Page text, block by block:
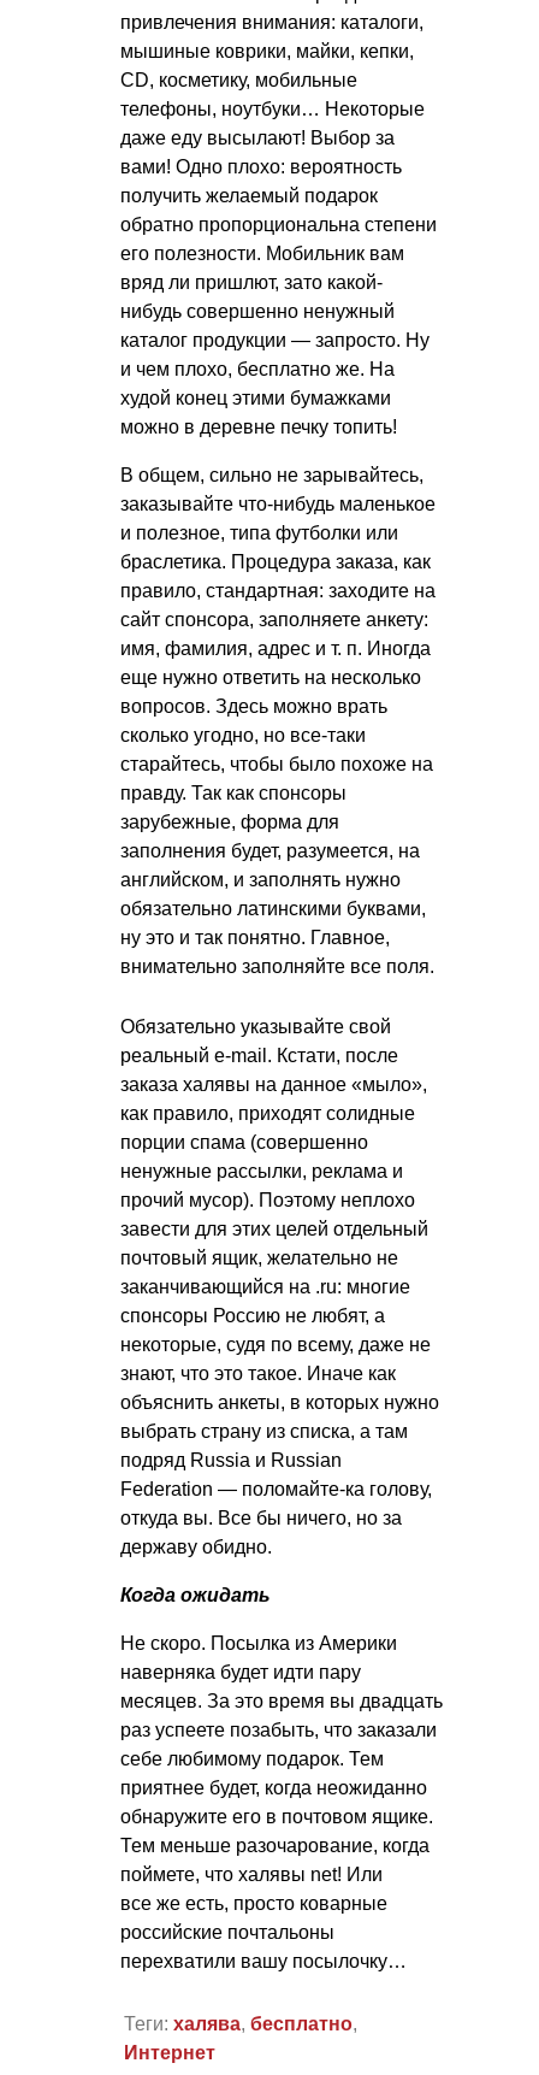
привлечения внимания: каталоги,
мышиные коврики, майки, кепки,
CD, косметику, мобильные
телефоны, ноутбуки… Некоторые
даже еду высылают! Выбор за
вами! Одно плохо: вероятность
получить желаемый подарок
обратно пропорциональна степени
его полезности. Мобильник вам
вряд ли пришлют, зато какой-
нибудь совершенно ненужный
каталог продукции — запросто. Ну
и чем плохо, бесплатно же. На
худой конец этими бумажками
можно в деревне печку топить!
В общем, сильно не зарывайтесь,
заказывайте что-нибудь маленькое
и полезное, типа футболки или
браслетика. Процедура заказа, как
правило, стандартная: заходите на
сайт спонсора, заполняете анкету:
имя, фамилия, адрес и т. п. Иногда
еще нужно ответить на несколько
вопросов. Здесь можно врать
сколько угодно, но все-таки
старайтесь, чтобы было похоже на
правду. Так как спонсоры
зарубежные, форма для
заполнения будет, разумеется, на
английском, и заполнять нужно
обязательно латинскими буквами,
ну это и так понятно. Главное,
внимательно заполняйте все поля.
Обязательно указывайте свой
реальный e-mail. Кстати, после
заказа халявы на данное «мыло»,
как правило, приходят солидные
порции спама (совершенно
ненужные рассылки, реклама и
прочий мусор). Поэтому неплохо
завести для этих целей отдельный
почтовый ящик, желательно не
заканчивающийся на .ru: многие
спонсоры Россию не любят, а
некоторые, судя по всему, даже не
знают, что это такое. Иначе как
объяснить анкеты, в которых нужно
выбрать страну из списка, а там
подряд Russia и Russian
Federation — поломайте-ка голову,
откуда вы. Все бы ничего, но за
державу обидно.
Когда ожидать
Не скоро. Посылка из Америки
наверняка будет идти пару
месяцев. За это время вы двадцать
раз успеете позабыть, что заказали
себе любимому подарок. Тем
приятнее будет, когда неожиданно
обнаружите его в почтовом ящике.
Тем меньше разочарование, когда
поймете, что халявы net! Или
все же есть, просто коварные
российские почтальоны
перехватили вашу посылочку…
Теги: халява, бесплатно,
Интернет